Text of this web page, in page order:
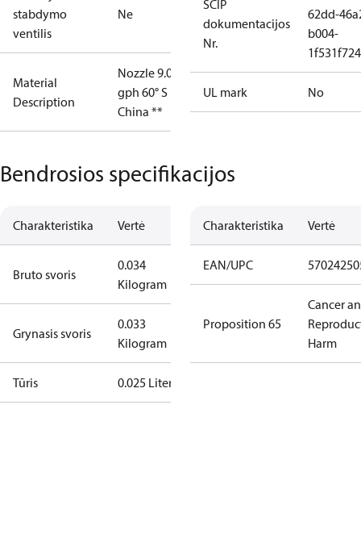
stabdymo
ventilis
Ne
Material
Description
Nozzle 9.00
gph 60° S
China **
SCIP
dokumentacijos
Nr.
62dd-
b004-
UL mark No
Bendrosios specifikacijos
Charakteristika Vertė
Bruto svoris
0.034
Kilogram
Grynasis svoris
0.033
Kilogram
Tūris 0.025 Liter
Charakteristika Vertė
EAN/UPC
Proposition 65
Cancer
Harm